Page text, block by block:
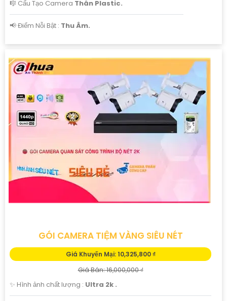
🎼️ Cấu Tạo Camera Thân Plastic.
️📢 Điểm Nỗi Bật : Thu Âm.
GÓI CAMERA TIỆM VÀNG SIÊU NÉT
Giá Khuyến Mại: 10,325,800 ₫
Giá Bán: 16,000,000 ₫
✨ Hình ảnh chất lượng : Ultra 2k .